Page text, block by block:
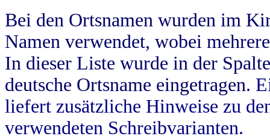
Bei den Ortsnamen wurden im
Namen verwendet, wobei
In dieser Liste wurde in der
deutsche Ortsname eingetragen.
liefert zusätzliche Hinweise zu
verwendeten Schreibvarianten.